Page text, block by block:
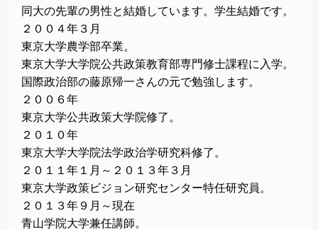
同大の先輩の男性と結婚しています。学生結婚です。
２００４年３月
東京大学農学部卒業。
東京大学大学院公共政策教育部専門修士課程に入学。
国際政治部の藤原帰一さんの元で勉強します。
２００６年
東京大学公共政策大学院修了。
２０１０年
東京大学大学院法学政治学研究科修了。
２０１１年１月～２０１３年３月
東京大学政策ビジョン研究センター特任研究員。
２０１３年９月～現在
青山学院大学兼任講師。